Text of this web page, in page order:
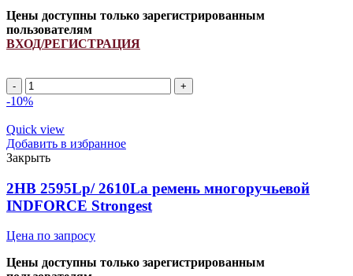
Цены доступны только зарегистрированным
пользователям
ВХОД/РЕГИСТРАЦИЯ
2HB
2650Lp/
(PCM
6201547)
ремень
многоручьевой
INDFORCE
Unlimit
quantity
-10%
Quick view
Добавить в избранное
Закрыть
2HB 2595Lp/ 2610La ремень многоручьевой
INDFORCE Strongest
Цена по запросу
Цены доступны только зарегистрированным